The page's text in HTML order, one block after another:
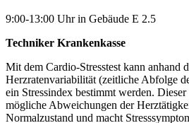
9:00-13:00 Uhr in Gebäude E 2.5
Techniker Krankenkasse
Mit dem Cardio-Stresstest kann anhand
Herzratenvariabilität (zeitliche Abfolge
ein Stressindex bestimmt werden.
mögliche Abweichungen der
Normalzustand und macht